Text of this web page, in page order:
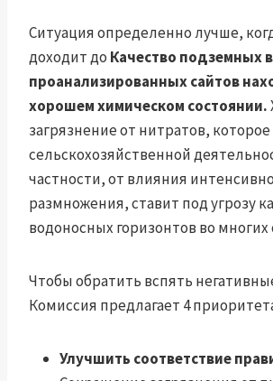
Ситуация определенно лучше,
доходит до Качество подземных
проанализированных сайтов
хорошем химическом состоянии.
загрязнение от нитратов, которое
сельскохозяйственной
частности, от влияния
размножения, ставит под угрозу
водоносных горизонтов во многих
Чтобы обратить вспять
Комиссия предлагает 4
Улучшить соответствие